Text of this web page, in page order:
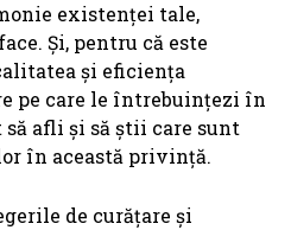
existenței tale,
Și, pentru că este
și eficiența
pe care le întrebuințezi în
afli și să știi care sunt
în această privință.
de curățare și